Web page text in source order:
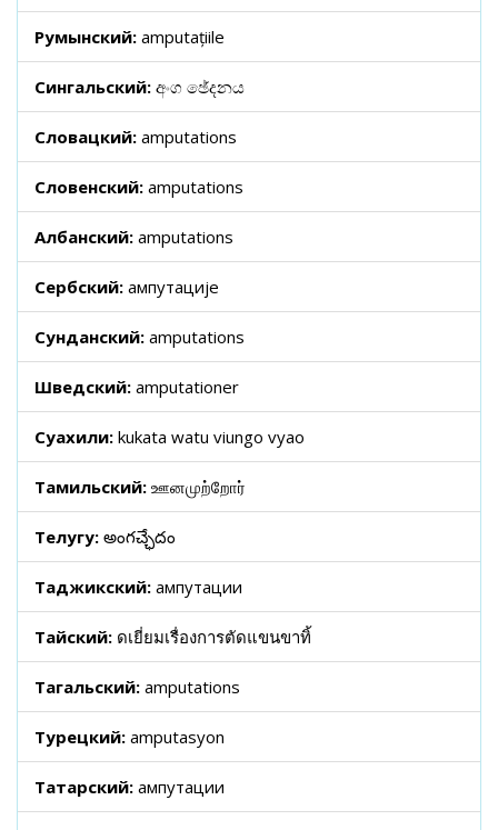
Румынский: amputațiile
Сингальский: අංග ඡේදනය
Словацкий: amputations
Словенский: amputations
Албанский: amputations
Сербский: ампутације
Сунданский: amputations
Шведский: amputationer
Суахили: kukata watu viungo vyao
Тамильский: ஊனமுற்றோர்
Телугу: అంగచ్ఛేదం
Таджикский: ампутации
Тайский: ดเยี่ยมเรื่องการตัดแขนขาทิ้
Тагальский: amputations
Турецкий: amputasyon
Татарский: ампутации